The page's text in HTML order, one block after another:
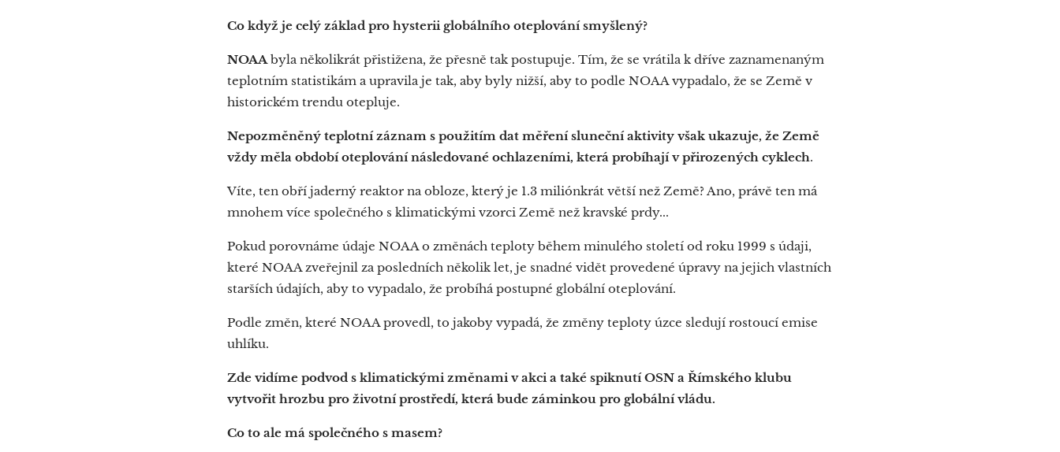
Co když je celý základ pro hysterii globálního oteplování smyšlený?
NOAAbyla několikrát přistižena, že přesně tak postupuje. Tím, že se vrátila k dříve zaznamenaným
teplotním statistikám a upravila je tak, aby byly nižší, aby to podle NOAA vypadalo, že se Země v
historickém trendu otepluje.
Nepozměněný teplotní záznam s použitím dat měření sluneční aktivity však ukazuje, že Země
vždy měla období oteplovánínásledované ochlazeními, která probíhají v přirozených cyklech.
Víte, ten obří jaderný reaktor na obloze, který je 1.3 miliónkrát větší než Země? Ano, právě ten má
mnohem více společného s klimatickými vzorci Země než kravské prdy...
Pokud porovnáme údaje NOAA o změnách teploty během minulého století od roku 1999 s údaji,
které NOAA zveřejnil za posledních několik let, je snadné vidět provedené úpravy na jejich vlastních
starších údajích, aby to vypadalo, že probíhá postupné globální oteplování.
Podle změn, které NOAA provedl, to jakoby vypadá, že změny teploty úzce sledují rostoucí emise
uhlíku.
Zde vidíme podvod s klimatickými změnami v akci a také spiknutí OSN a Římského klubu
vytvořit hrozbu pro životní prostředí, která bude záminkou pro globální vládu.
Co to ale má společného s masem?